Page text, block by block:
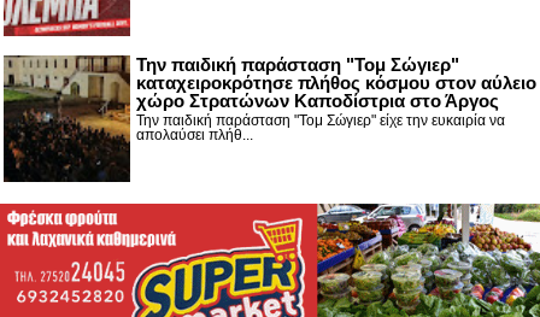
Την παιδική παράσταση "Τομ Σώγιερ"
καταχειροκρότησε πλήθος κόσμου στον αύλειο
χώρο Στρατώνων Καποδίστρια στο Άργος
Την παιδική παράσταση "Τομ Σώγιερ" είχε την ευκαιρία να
απολαύσει πλήθ...